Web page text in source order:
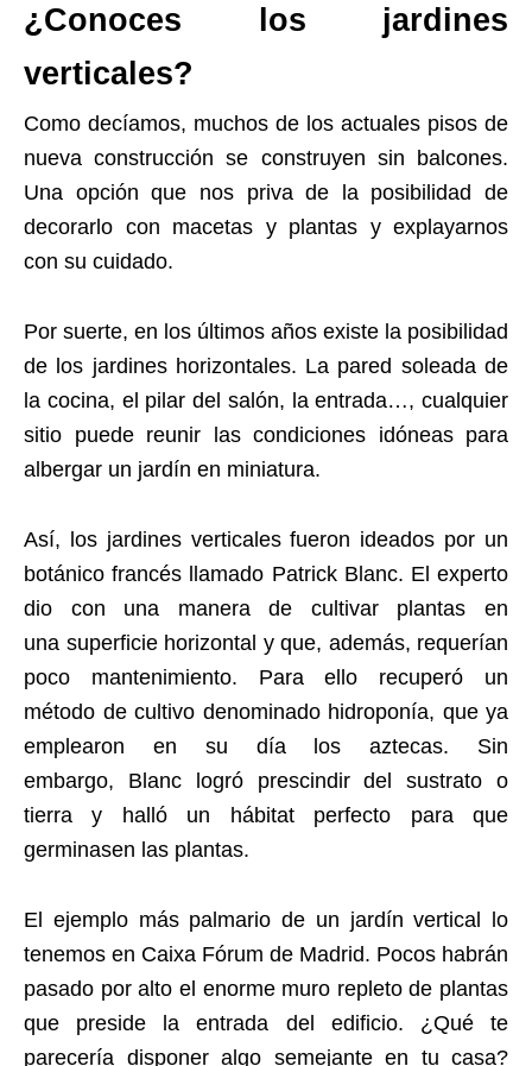
¿Conoces los jardines
verticales?
Como decíamos, muchos de los actuales pisos de
nueva construcción se construyen sin balcones.
Una opción que nos priva de la posibilidad de
decorarlo con macetas y plantas y explayarnos
con su cuidado.
Por suerte, en los últimos años existe la posibilidad
de los jardines horizontales. La pared soleada de
la cocina, el pilar del salón, la entrada…, cualquier
sitio puede reunir las condiciones idóneas para
albergar un jardín en miniatura.
Así, los jardines verticales fueron ideados por un
botánico francés llamado Patrick Blanc. El experto
dio con una manera de cultivar plantas en
una superficie horizontal y que, además, requerían
poco mantenimiento. Para ello recuperó un
método de cultivo denominado hidroponía, que ya
emplearon en su día los aztecas. Sin
embargo, Blanc logró prescindir del sustrato o
tierra y halló un hábitat perfecto para que
germinasen las plantas.
El ejemplo más palmario de un jardín vertical lo
tenemos en Caixa Fórum de Madrid. Pocos habrán
pasado por alto el enorme muro repleto de plantas
que preside la entrada del edificio. ¿Qué te
parecería disponer algo semejante en tu casa?